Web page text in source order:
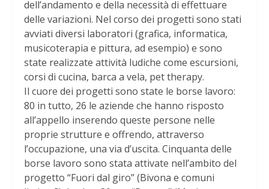
dell’andamento e della necessità di effettuare
delle variazioni. Nel corso dei progetti sono stati
avviati diversi laboratori (grafica, informatica,
musicoterapia e pittura, ad esempio) e sono
state realizzate attività ludiche come escursioni,
corsi di cucina, barca a vela, pet therapy.
Il cuore dei progetti sono state le borse lavoro:
80 in tutto, 26 le aziende che hanno risposto
all’appello inserendo queste persone nelle
proprie strutture e offrendo, attraverso
l’occupazione, una via d’uscita. Cinquanta delle
borse lavoro sono stata attivate nell’ambito del
progetto “Fuori dal giro” (Bivona e comuni